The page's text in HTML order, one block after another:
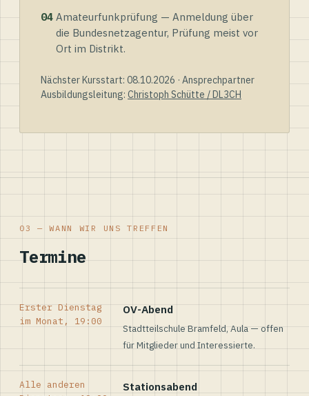
04 Amateurfunkprüfung — Anmeldung über
die Bundesnetzagentur, Prüfung meist vor
Ort im Distrikt.
Nächster Kursstart: 08.10.2026 · Ansprechpartner
Ausbildungsleitung: Christoph Schütte / DL3CH
03 — WANN WIR UNS TREFFEN
Termine
Erster Dienstag
im Monat, 19:00
OV-Abend
Stadtteilschule Bramfeld, Aula — offen
für Mitglieder und Interessierte.
Alle anderen
Stationsabend